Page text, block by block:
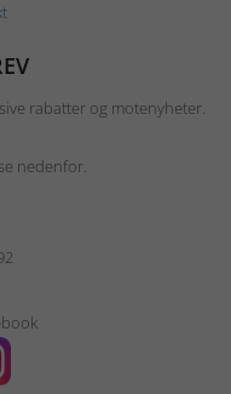
rabatter og motenyheter.
nedenfor.